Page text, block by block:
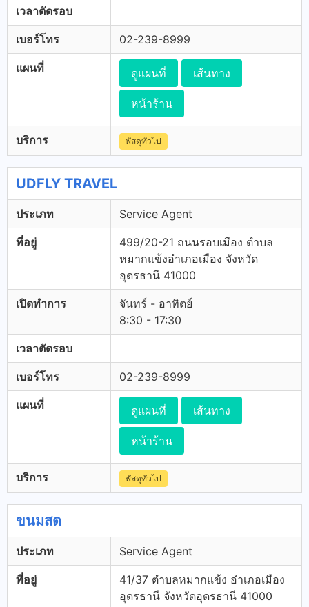
เวลาตัดรอบ
เบอร์โทร 02-239-8999
แผนที่ ดูแผนที่ เส้นทาง
หน้าร้าน
บริการ พัสดุทั่วไป
UDFLY TRAVEL
ประเภท Service Agent
ที่อยู่
499/20-21 ถนนรอบเมือง ตำบล
หมากแข้งอำเภอเมือง จังหวัด
อุดรธานี 41000
เปิดทำการ
จันทร์ - อาทิตย์
8:30 - 17:30
เวลาตัดรอบ
เบอร์โทร 02-239-8999
แผนที่ ดูแผนที่ เส้นทาง
หน้าร้าน
บริการ พัสดุทั่วไป
ขนมสด
ประเภท Service Agent
ที่อยู่
41/37 ตำบลหมากแข้ง อำเภอเมือง
อุดรธานี จังหวัดอุดรธานี 41000